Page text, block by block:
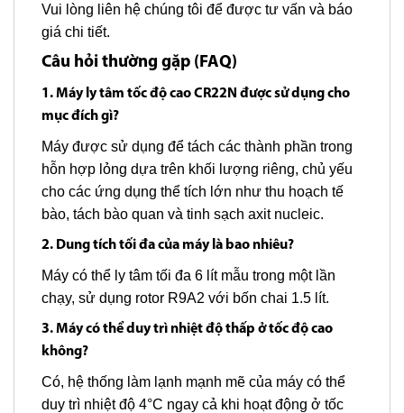
Vui lòng liên hệ chúng tôi để được tư vấn và báo
giá chi tiết.
Câu hỏi thường gặp (FAQ)
1. Máy ly tâm tốc độ cao CR22N được sử dụng cho
mục đích gì?
Máy được sử dụng để tách các thành phần trong
hỗn hợp lỏng dựa trên khối lượng riêng, chủ yếu
cho các ứng dụng thể tích lớn như thu hoạch tế
bào, tách bào quan và tinh sạch axit nucleic.
2. Dung tích tối đa của máy là bao nhiêu?
Máy có thể ly tâm tối đa 6 lít mẫu trong một lần
chạy, sử dụng rotor R9A2 với bốn chai 1.5 lít.
3. Máy có thể duy trì nhiệt độ thấp ở tốc độ cao
không?
Có, hệ thống làm lạnh mạnh mẽ của máy có thể
duy trì nhiệt độ 4°C ngay cả khi hoạt động ở tốc